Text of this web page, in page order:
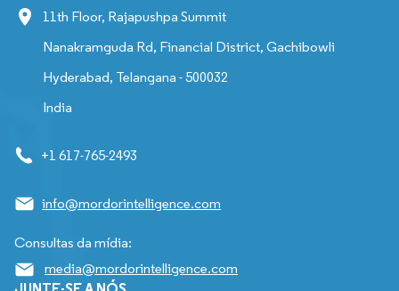
11th Floor, Rajapushpa Summit
Nanakramguda Rd, Financial District, Gachibowli
Hyderabad, Telangana - 500032
India
+1 617-765-2493
info@mordorintelligence.com
Consultas da mídia:
media@mordorintelligence.com